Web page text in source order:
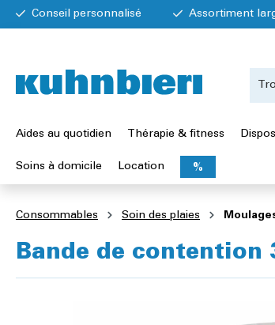
Conseil personnalisé Assortiment
Aides au quotidien Thérapie & fitness
Soins à domicile Location %
Consommables Soin des plaies
Bande de contention